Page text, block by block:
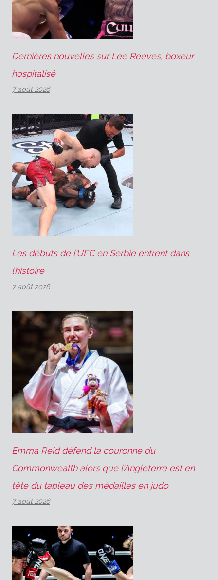
Dernières nouvelles sur Lee Reeves, boxeur
hospitalisé
7 août 2026
Les débuts de l’UFC en Serbie entrent dans
l’histoire
7 août 2026
Emma Reid défend la couronne du
Commonwealth alors que l’Angleterre est en
tête du tableau des médailles en judo
7 août 2026